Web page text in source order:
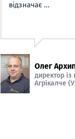
відзначає ...
Олег
директор
Агрікалче